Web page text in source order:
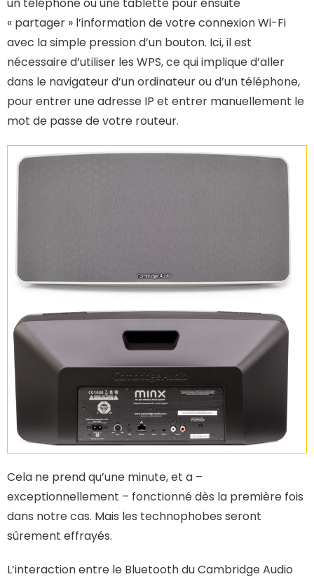
« partager » l’information de votre connexion Wi-Fi
avec la simple pression d’un bouton. Ici, il est
nécessaire d’utiliser les WPS, ce qui implique d’aller
dans le navigateur d’un ordinateur ou d’un téléphone,
pour entrer une adresse IP et entrer manuellement le
mot de passe de votre routeur.
Cela ne prend qu’une minute, et a –
exceptionnellement – fonctionné dès la première fois
dans notre cas. Mais les technophobes seront
sûrement effrayés.
L’interaction entre le Bluetooth du Cambridge Audio